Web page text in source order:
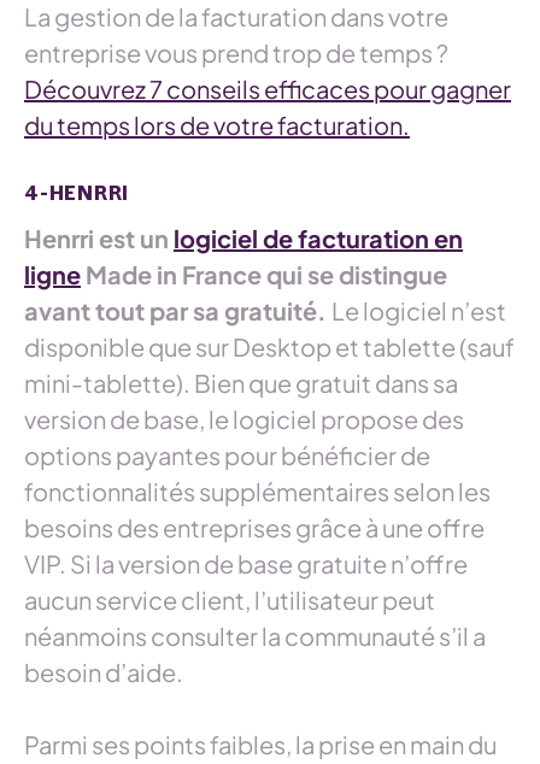
La gestion de la facturation dans votre
entreprise vous prend trop de temps ?
Découvrez 7 conseils efficaces pour gagner
du temps lors de votre facturation.
4-HENRRI
Henrri est un logiciel de facturation en
ligne Made in France qui se distingue
avant tout par sa gratuité. Le logiciel n’est
disponible que sur Desktop et tablette (sauf
mini-tablette). Bien que gratuit dans sa
version de base, le logiciel propose des
options payantes pour bénéficier de
fonctionnalités supplémentaires selon les
besoins des entreprises grâce à une offre
VIP. Si la version de base gratuite n’offre
aucun service client, l’utilisateur peut
néanmoins consulter la communauté s’il a
besoin d’aide.
Parmi ses points faibles, la prise en main du